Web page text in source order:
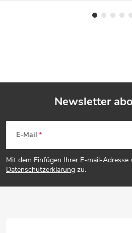
F
u
ß
Newsletter
E-Mail
Mit dem Einfügen Ihrer E-mail-Adresse
Datenschutzerklärung zu.